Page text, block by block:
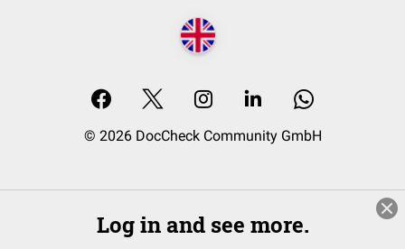
© 2026 DocCheck Community GmbH
Log in and see more.